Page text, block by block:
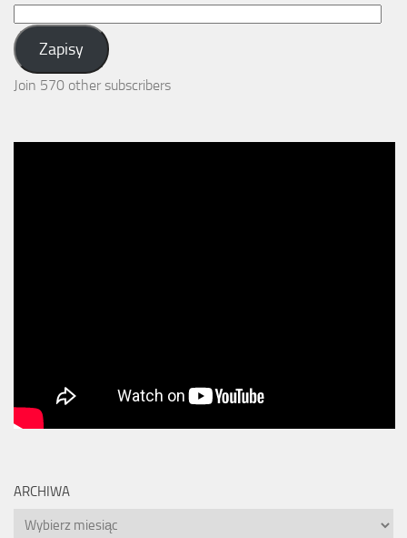
Address:
Zapisy
Join 570 other subscribers
ARCHIWA
Archiwa